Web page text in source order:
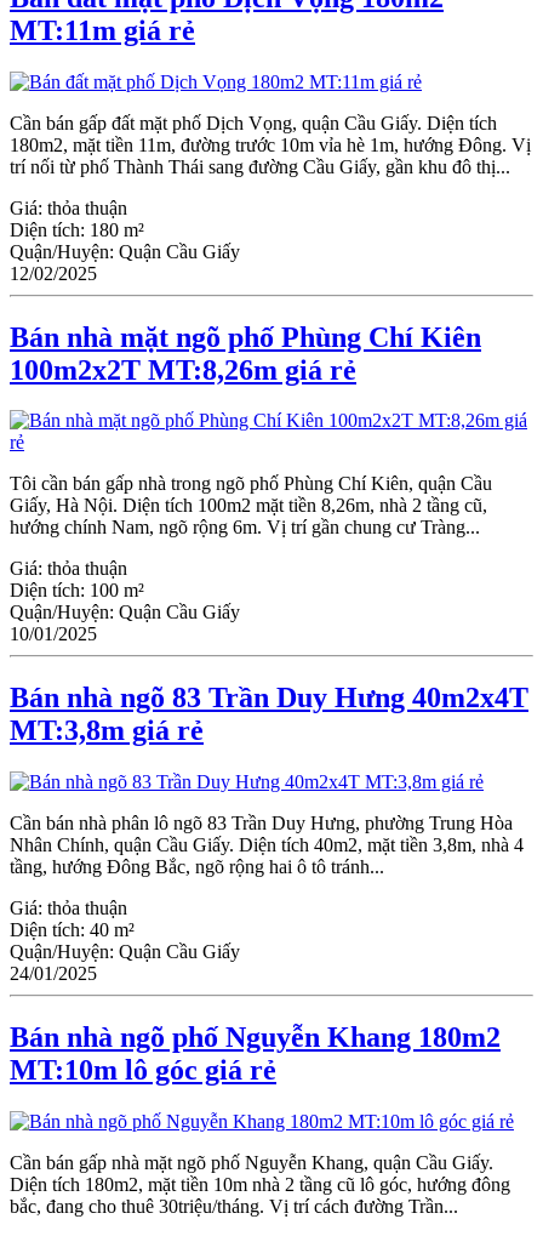
MT:11m giá rẻ
Cần bán gấp đất mặt phố Dịch Vọng, quận Cầu Giấy. Diện tích
180m2, mặt tiền 11m, đường trước 10m vỉa hè 1m, hướng Đông. Vị
trí nối từ phố Thành Thái sang đường Cầu Giấy, gần khu đô thị...
Giá: thỏa thuận
Diện tích: 180 m²
Quận/Huyện: Quận Cầu Giấy
12/02/2025
Bán nhà mặt ngõ phố Phùng Chí Kiên
100m2x2T MT:8,26m giá rẻ
Tôi cần bán gấp nhà trong ngõ phố Phùng Chí Kiên, quận Cầu
Giấy, Hà Nội. Diện tích 100m2 mặt tiền 8,26m, nhà 2 tầng cũ,
hướng chính Nam, ngõ rộng 6m. Vị trí gần chung cư Tràng...
Giá: thỏa thuận
Diện tích: 100 m²
Quận/Huyện: Quận Cầu Giấy
10/01/2025
Bán nhà ngõ 83 Trần Duy Hưng 40m2x4T
MT:3,8m giá rẻ
Cần bán nhà phân lô ngõ 83 Trần Duy Hưng, phường Trung Hòa
Nhân Chính, quận Cầu Giấy. Diện tích 40m2, mặt tiền 3,8m, nhà 4
tầng, hướng Đông Bắc, ngõ rộng hai ô tô tránh...
Giá: thỏa thuận
Diện tích: 40 m²
Quận/Huyện: Quận Cầu Giấy
24/01/2025
Bán nhà ngõ phố Nguyễn Khang 180m2
MT:10m lô góc giá rẻ
Cần bán gấp nhà mặt ngõ phố Nguyễn Khang, quận Cầu Giấy.
Diện tích 180m2, mặt tiền 10m nhà 2 tầng cũ lô góc, hướng đông
bắc, đang cho thuê 30triệu/tháng. Vị trí cách đường Trần...